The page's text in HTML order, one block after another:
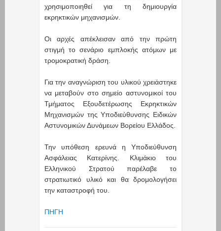
χρησιμοποιηθεί για τη δημιουργία
εκρηκτικών μηχανισμών.
Οι αρχές απέκλεισαν από την πρώτη
στιγμή το σενάριο εμπλοκής ατόμων με
τρομοκρατική δράση.
Για την αναγνώριση του υλικού χρειάστηκε
να μεταβούν στο σημείο αστυνομικοί του
Τμήματος Εξουδετέρωσης Εκρηκτικών
Μηχανισμών της Υποδιεύθυνσης Ειδικών
Αστυνομικών Δυνάμεων Βορείου Ελλάδος.
Την υπόθεση ερευνά η Υποδιεύθυνση
Ασφάλειας Κατερίνης. Κλιμάκιο του
Ελληνικού Στρατού παρέλαβε το
στρατιωτικό υλικό και θα δρομολογήσει
την καταστροφή του.
ΠΗΓΗ